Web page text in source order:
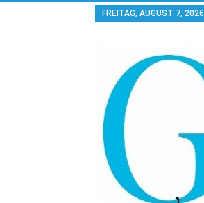
FREITAG, AUGUST 7, 2026